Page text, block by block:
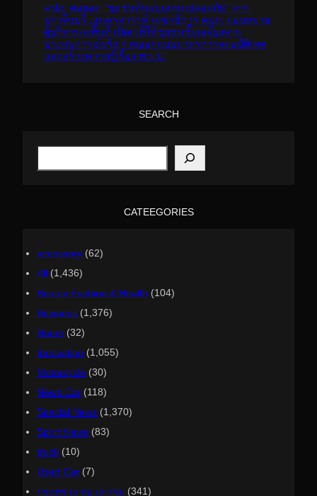
คปภ. ต่อยอด “ชุมชนต้นแบบถนนปลอดภัย” จาก
ปราจีนบุรี..สู่นครสวรรค์ เลขาธิการ คปภ. มอบหมาย
ผู้บริหารลงพื้นที่ เปิดเวทีให้ชุมชนชี้จุดเสี่ยงจาก
ประสบการณ์จริง ร่วมออกแบบมาตรการลดอุบัติเหตุ
และสร้างความรู้เรื่อง พ.ร.บ.
SEARCH
S
a
CATEEGORIES
accessory (62)
All (1,436)
Beauty Fashion & Health (104)
Business (1,376)
Home (32)
Innovation (1,055)
Motorcycle (30)
News Car (118)
Special News (1,370)
Sport News (83)
truck (10)
Used Car (7)
กระทรวง ทบวง กรม (341)